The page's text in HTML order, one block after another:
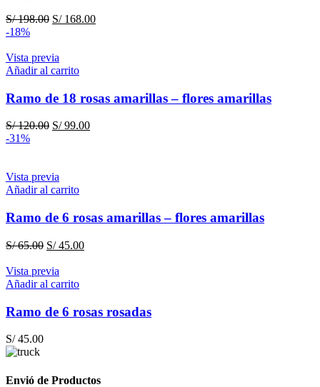
S/198.00 El
era:
S/ 198.00.
S/168.00El
-18%
Vista previa
Añadir al carrito
Ramo de 18 rosas amarillas – flores amarillas
S/120.00 El
S/ 120.00.
S/99.00El
-31%
Vista previa
Añadir al carrito
Ramo de 6 rosas amarillas – flores amarillas
S/65.00 El
original
era:
S/45.00El
Vista previa
Añadir al carrito
Ramo de 6 rosas rosadas
S/45.00
Envió de Productos